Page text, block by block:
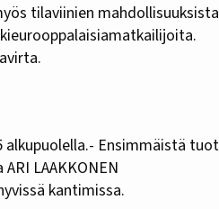
tilaviinien mahdollisuuksista
alkupuolella.- Ensimmäistä
LAAKKONEN
kantimissa.